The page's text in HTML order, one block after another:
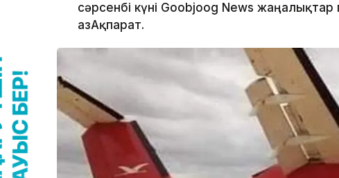
сәрсенбі күні Goobjoog News
ҚазАқпарат.